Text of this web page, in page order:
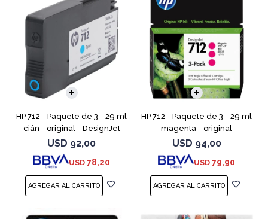
HP 712 - Paquete de 3 - 29 ml
- cián - original - DesignJet -
cartucho de tinta - para
DesignJet Studio, T210, T230,
T250, T630,
USD 92,00
USD 78,20
HP 712 - Paquete de 3 - 29 ml
- magenta - original -
DesignJet - cartucho de tinta
- para DesignJet Studio, T210,
T230, T250, T6
USD 94,00
USD 79,90